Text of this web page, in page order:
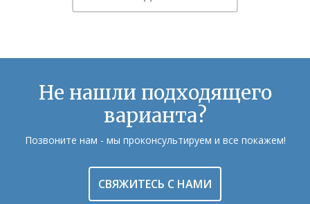
Не нашли подходящего
варианта?
Позвоните нам - мы проконсультируем и все покажем!
СВЯЖИТЕСЬ С НАМИ